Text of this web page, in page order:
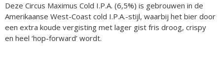
Deze Circus Maximus Cold I.P.A. (6,5%) is gebrouwen in de
Amerikaanse West-Coast cold I.P.A.-stijl, waarbij het bier door
een extra koude vergisting met lager gist fris droog, crispy
en heel ‘hop-forward’ wordt.